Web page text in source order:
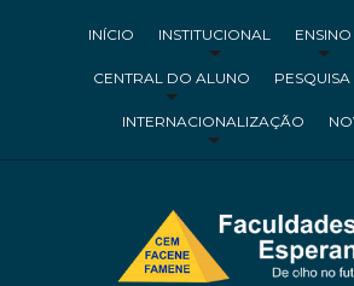
INÍCIO INSTITUCIONAL ENSINO
CENTRAL DO ALUNO
INTERNACIONALIZAÇÃO